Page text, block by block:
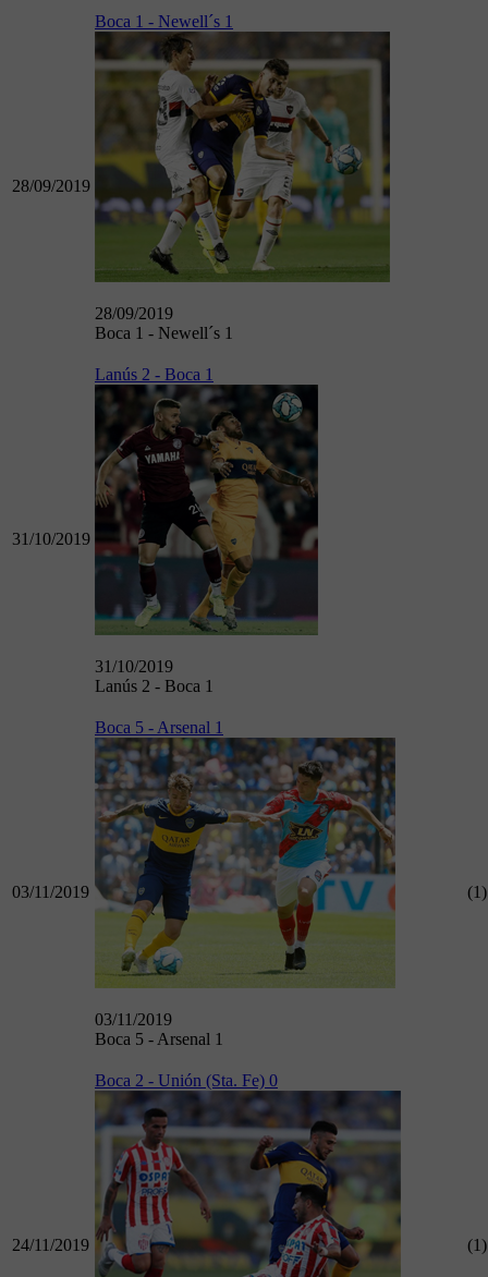
28/09/2019
Boca 1 - Newell´s 1
28/09/2019
Boca 1 - Newell´s 1
31/10/2019
Lanús 2 - Boca 1
31/10/2019
Lanús 2 - Boca 1
03/11/2019
Boca 5 - Arsenal 1
03/11/2019
Boca 5 - Arsenal 1
(1)
24/11/2019
Boca 2 - Unión (Sta. Fe) 0
(1)